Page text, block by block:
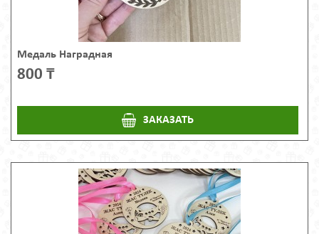
Медаль Наградная
800 ₸
ЗАКАЗАТЬ